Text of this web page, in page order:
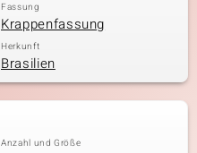
Fassung
Krappenfassung
Herkunft
Brasilien
Anzahl und Größe